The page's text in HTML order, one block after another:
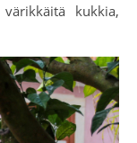
kukkia,